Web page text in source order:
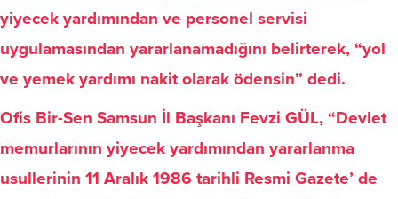
yiyecek yardımından ve personel servisi
uygulamasından yararlanamadığını belirterek, “yol
ve yemek yardımı nakit olarak ödensin” dedi.
Ofis Bir-Sen Samsun İl Başkanı Fevzi GÜL, “Devlet
memurlarının yiyecek yardımından yararlanma
usullerinin 11 Aralık 1986 tarihli Resmi Gazete’ de